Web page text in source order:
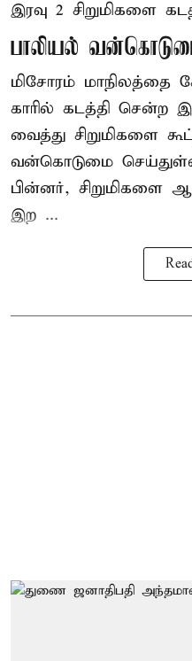
இரவு 2 சிறுமிகளை
பாலியல்
மிசோரம் மாநிலத்தை
காரில் கடத்தி சென்ற
வைத்து சிறுமிகளை
வன்கொடுமை
பின்னர், சிறுமிகளை
இற ...